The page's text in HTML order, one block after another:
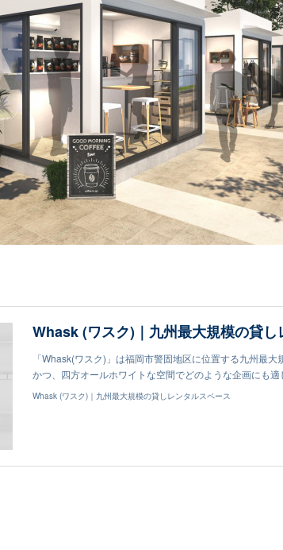
Whask (ワスク)｜九州最大規模の貸し
「Whask(ワスク)」は福岡市警固地区に位置する九州最
かつ、四方オールホワイトな空間でどのような企画にも
Whask (ワスク)｜九州最大規模の貸しレンタルスペース